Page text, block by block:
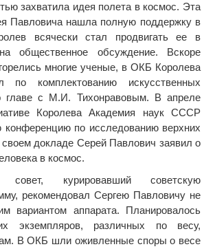
захватила идея полета в космос. Эта
Павловича нашла полную поддержку в
всячески стал продвигать ее в
общественное обсуждение. Вскоре
многие ученые, в ОКБ Королева
комплектованию искусственных
главе с М.И. Тихонравовым. В апреле
Королева Академия наук СССР
конференцию по исследованию верхних
докладе Серей Павлович заявил о
в космос.
совет, курировавший советскую
рекомендовал Сергею Павловичу не
вариантом аппарата. Планировалось
экземпляров, различных по весу,
В ОКБ шли оживленные споры о весе